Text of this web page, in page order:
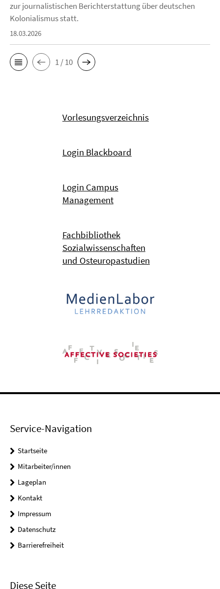
zur journalistischen Berichterstattung über deutschen
Kolonialismus statt.
18.03.2026
1 / 10
Vorlesungsverzeichnis
Login Blackboard
Login Campus
Management
Fachbibliothek
Sozialwissenschaften
und Osteuropastudien
Service-Navigation
Startseite
Mitarbeiter/innen
Lageplan
Kontakt
Impressum
Datenschutz
Barrierefreiheit
Diese Seite